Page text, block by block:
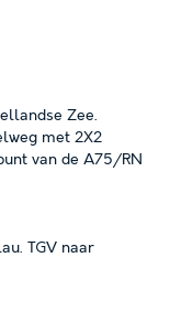
Zee.
met 2X2
van de A75/RN
TGV naar